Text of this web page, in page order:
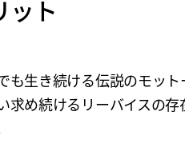
ット
生き続ける伝説のモット
求め続けるリーバイスの存